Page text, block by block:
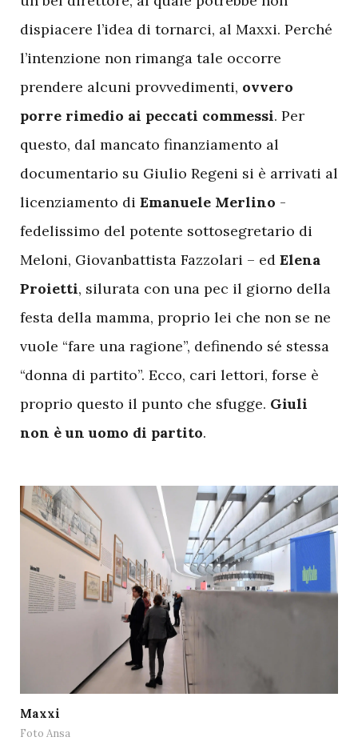
dispiacere l’idea di tornarci, al Maxxi. Perché
l’intenzione non rimanga tale occorre
prendere alcuni provvedimenti, ovvero
porre rimedio ai peccati commessi. Per
questo, dal mancato finanziamento al
documentario su Giulio Regeni si è arrivati al
licenziamento di Emanuele Merlino -
fedelissimo del potente sottosegretario di
Meloni, Giovanbattista Fazzolari – ed Elena
Proietti, silurata con una pec il giorno della
festa della mamma, proprio lei che non se ne
vuole “fare una ragione”, definendo sé stessa
“donna di partito”. Ecco, cari lettori, forse è
proprio questo il punto che sfugge. Giuli
non è un uomo di partito.
Maxxi
Foto Ansa